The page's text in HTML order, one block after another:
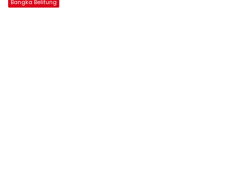
Bangka Belitung